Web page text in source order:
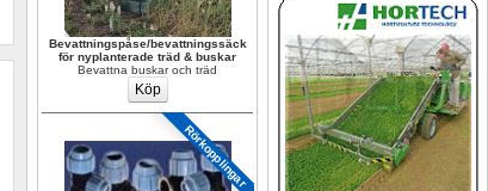
Bevattningspåse/bevattningssäck
för nyplanterade träd & buskar
Bevattna buskar och träd
Rörkopplingar